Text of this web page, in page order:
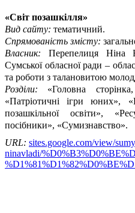
«Світ позашкілля»
Вид сайту: тематичний.
Спрямованість змісту:
Власник: Перепелиця Ніна
Сумської обласної ради –
та роботи з талановитою
Розділи: «Головна
«Патріотичні ігри юних»,
позашкільної освіти»,
посібники», «Сумизнавство».
URL: sites.google.com/view/
ninavladi/